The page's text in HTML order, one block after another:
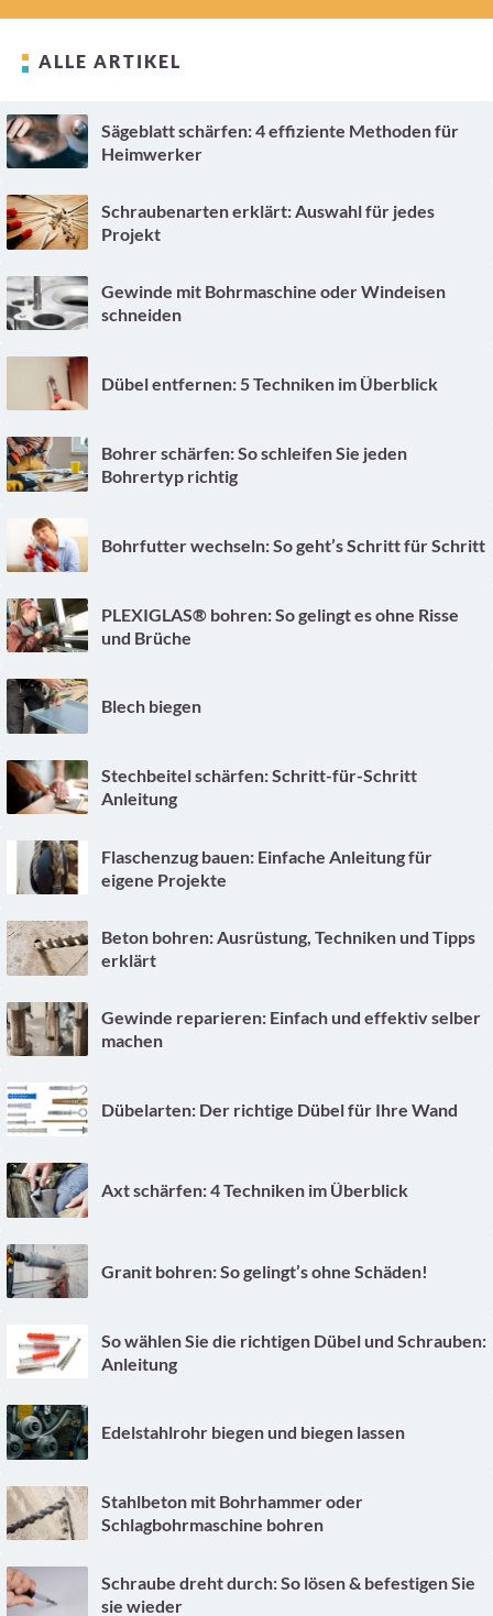
ALLE ARTIKEL
Sägeblatt schärfen: 4 effiziente Methoden für
Heimwerker
Schraubenarten erklärt: Auswahl für jedes
Projekt
Gewinde mit Bohrmaschine oder Windeisen
schneiden
Dübel entfernen: 5 Techniken im Überblick
Bohrer schärfen: So schleifen Sie jeden
Bohrertyp richtig
Bohrfutter wechseln: So geht’s Schritt für Schritt
PLEXIGLAS® bohren: So gelingt es ohne Risse
und Brüche
Blech biegen
Stechbeitel schärfen: Schritt-für-Schritt
Anleitung
Flaschenzug bauen: Einfache Anleitung für
eigene Projekte
Beton bohren: Ausrüstung, Techniken und Tipps
erklärt
Gewinde reparieren: Einfach und effektiv selber
machen
Dübelarten: Der richtige Dübel für Ihre Wand
Axt schärfen: 4 Techniken im Überblick
Granit bohren: So gelingt’s ohne Schäden!
So wählen Sie die richtigen Dübel und Schrauben:
Anleitung
Edelstahlrohr biegen und biegen lassen
Stahlbeton mit Bohrhammer oder
Schlagbohrmaschine bohren
Schraube dreht durch: So lösen & befestigen Sie
sie wieder